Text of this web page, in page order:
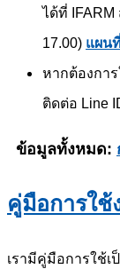
ได้ที่
17.00) แผน
หากต้องกา
ติดต่อ Line
ข้อมูลทั้งหมด:
คู่มือการใช้
เรามีคู่มือการใช้เ